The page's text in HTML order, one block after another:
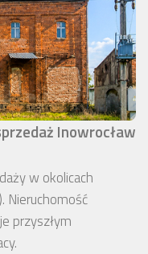
Inowrocław
w okolicach
Nieruchomość
przyszłym